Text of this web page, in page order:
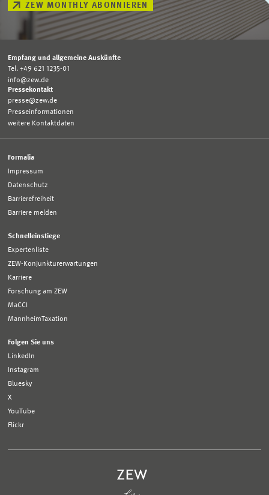
ZEW MONTHLY ABONNIEREN
Empfang und allgemeine Auskünfte
Tel. +49 621 1235-01
info@zew.de
Pressekontakt
presse@zew.de
Presseinformationen
weitere Kontaktdaten
Formalia
Impressum
Datenschutz
Barrierefreiheit
Barriere melden
Schnelleinstiege
Expertenliste
ZEW-Konjunkturerwartungen
Karriere
Forschung am ZEW
MaCCI
MannheimTaxation
Folgen Sie uns
LinkedIn
Instagram
Bluesky
X
YouTube
Flickr